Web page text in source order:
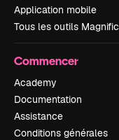
Application mobile
Tous les outils Magnific
Commencer
Academy
Documentation
Assistance
Conditions générales